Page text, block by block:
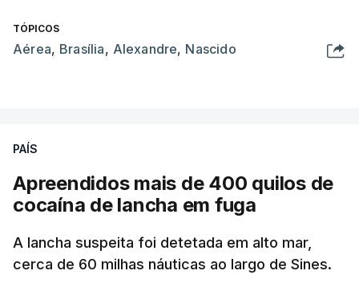
TÓPICOS
Aérea, Brasília, Alexandre, Nascido
PAÍS
Apreendidos mais de 400 quilos de
cocaína de lancha em fuga
A lancha suspeita foi detetada em alto mar,
cerca de 60 milhas náuticas ao largo de Sines.